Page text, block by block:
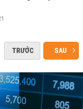
TRƯỚC SAU